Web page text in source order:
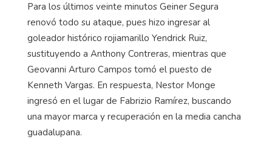
Para los últimos veinte minutos Geiner Segura
renovó todo su ataque, pues hizo ingresar al
goleador histórico rojiamarillo Yendrick Ruiz,
sustituyendo a Anthony Contreras, mientras que
Geovanni Arturo Campos tomó el puesto de
Kenneth Vargas. En respuesta, Nestor Monge
ingresó en el lugar de Fabrizio Ramírez, buscando
una mayor marca y recuperación en la media cancha
guadalupana.